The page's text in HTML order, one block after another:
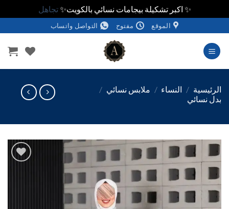
✨ اكبر تشكيلة بيجامات نسائي بالكويت✨تجاهل
الموقع مفتوح التواصل واتساب
/ النساء / ملابس نسائي /
نسائي